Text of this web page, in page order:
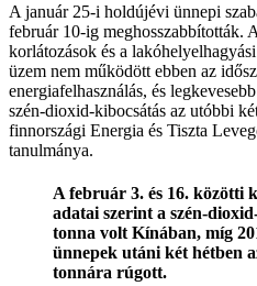
A január 25-i holdújévi ünnepi
február 10-ig meghosszabbították.
korlátozások és a
üzem nem működött ebben az
energiafelhasználás, és
szén-dioxid-kibocsátás az utóbbi
finnországi Energia és Tiszta
tanulmánya.
A február 3. és 16. közötti
adatai szerint a szén-
tonna volt Kínában, míg
ünnepek utáni két hétben
tonnára rúgott.